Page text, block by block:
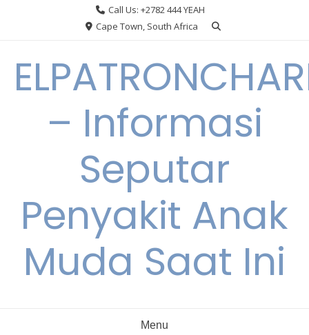
Call Us: +2782 444 YEAH
Cape Town, South Africa
– Informasi
Seputar
Penyakit Anak
Muda Saat Ini
Menu